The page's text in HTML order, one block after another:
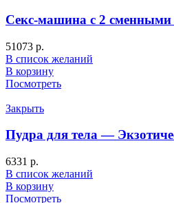
Секс-машина с 2
51073 р.
В список желаний
В корзину
Посмотреть
Закрыть
Пудра для тела —
6331 р.
В список желаний
В корзину
Посмотреть